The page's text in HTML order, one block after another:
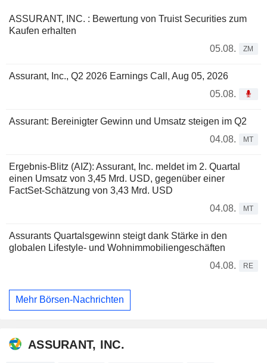
ASSURANT, INC. : Bewertung von Truist Securities zum
Kaufen erhalten
05.08.
ZM
Assurant, Inc., Q2 2026 Earnings Call, Aug 05, 2026
05.08.
Assurant: Bereinigter Gewinn und Umsatz steigen im Q2
04.08.
MT
Ergebnis-Blitz (AIZ): Assurant, Inc. meldet im 2. Quartal
einen Umsatz von 3,45 Mrd. USD, gegenüber einer
FactSet-Schätzung von 3,43 Mrd. USD
04.08.
MT
Assurants Quartalsgewinn steigt dank Stärke in den
globalen Lifestyle- und Wohnimmobiliengeschäften
04.08.
RE
Mehr Börsen-Nachrichten
ASSURANT, INC.